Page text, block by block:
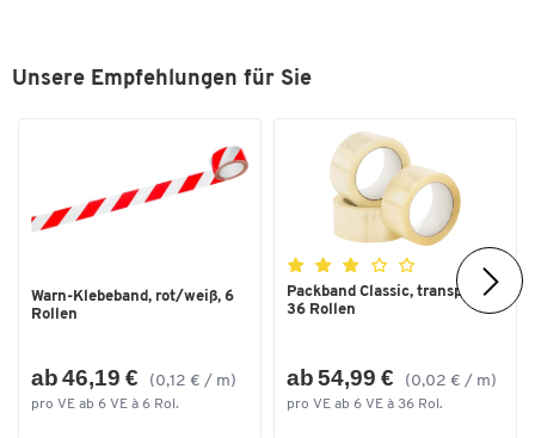
Unsere Empfehlungen für Sie
Warn-Klebeband, rot/weiß, 6
Rollen
ab 46,19 € (0,12 € / m)
pro VE ab 6 VE à 6 Rol.
Packband Classic, transparent,
36 Rollen
ab 54,99 € (0,02 € / m)
pro VE ab 6 VE à 36 Rol.